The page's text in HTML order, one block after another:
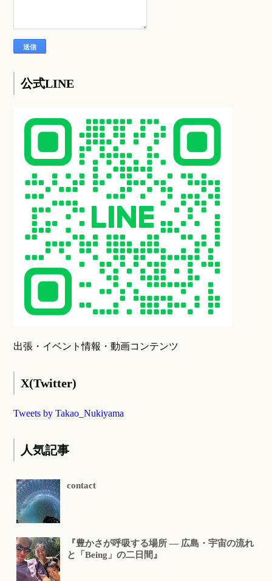
公式LINE
出張・イベント情報・動画コンテンツ
X(Twitter)
Tweets by Takao_Nukiyama
人気記事
contact
『豊かさが呼吸する場所 ― 広島・宇宙の流れ
と「Being」の二日間』